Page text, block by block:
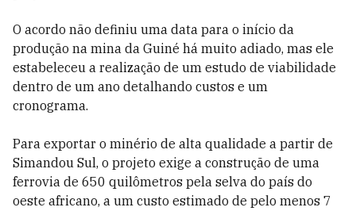
O acordo não definiu uma data para o início da
produção na mina da Guiné há muito adiado, mas ele
estabeleceu a realização de um estudo de viabilidade
dentro de um ano detalhando custos e um
cronograma.
Para exportar o minério de alta qualidade a partir de
Simandou Sul, o projeto exige a construção de uma
ferrovia de 650 quilômetros pela selva do país do
oeste africano, a um custo estimado de pelo menos 7